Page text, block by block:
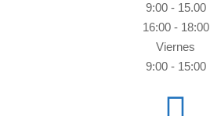
9:00 - 15.00
16:00 - 18:00
Viernes
9:00 - 15:00